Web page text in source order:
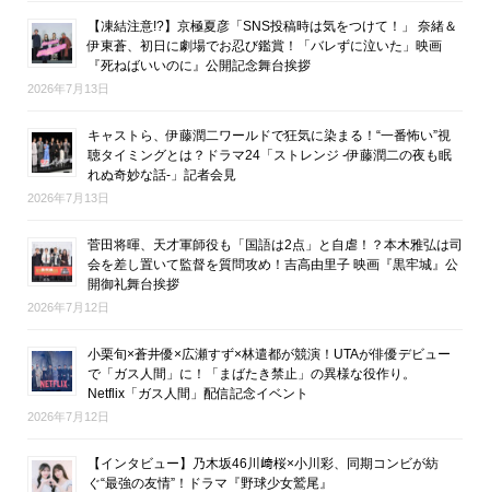
【凍結注意!?】京極夏彦「SNS投稿時は気をつけて！」 奈緒＆
伊東蒼、初日に劇場でお忍び鑑賞！「バレずに泣いた」映画
『死ねばいいのに』公開記念舞台挨拶
2026年7月13日
キャストら、伊藤潤二ワールドで狂気に染まる！“一番怖い”視
聴タイミングとは？ドラマ24「ストレンジ -伊藤潤二の夜も眠
れぬ奇妙な話-」記者会見
2026年7月13日
菅田将暉、天才軍師役も「国語は2点」と自虐！？本木雅弘は司
会を差し置いて監督を質問攻め！吉高由里子 映画『黒牢城』公
開御礼舞台挨拶
2026年7月12日
小栗旬×蒼井優×広瀬すず×林遣都が競演！UTAが俳優デビュー
で「ガス人間」に！「まばたき禁止」の異様な役作り。
Netflix「ガス人間」配信記念イベント
2026年7月12日
【インタビュー】乃木坂46川﨑桜×小川彩、同期コンビが紡
ぐ“最強の友情”！ドラマ『野球少女鷲尾』